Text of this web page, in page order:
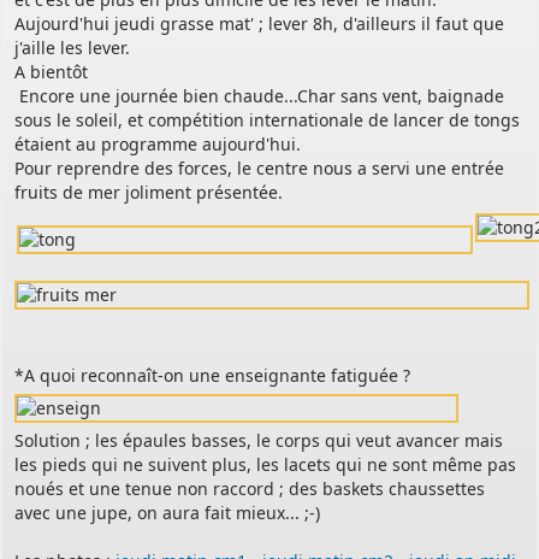
Aujourd'hui jeudi grasse mat' ; lever 8h, d'ailleurs il faut que
j'aille les lever.
A bientôt
Encore une journée bien chaude...Char sans vent, baignade
sous le soleil, et compétition internationale de lancer de tongs
étaient au programme aujourd'hui.
Pour reprendre des forces, le centre nous a servi une entrée
fruits de mer joliment présentée.
*A quoi reconnaît-on une enseignante fatiguée ?
Solution ; les épaules basses, le corps qui veut avancer mais
les pieds qui ne suivent plus, les lacets qui ne sont même pas
noués et une tenue non raccord ; des baskets chaussettes
avec une jupe, on aura fait mieux... ;-)
PERMIS DE CONSTRUIRE- DECLARATION PREALABLE
dorénavant en ligne
Depuis le 3 janvier 2022, vous pouvez profiter de lasaisine par
voie électronique (SVE)pour déposer votre
d’autorisation d’urbanisme
(Permis de construire, d’aménager et de démolir, déclaration
préalable et certificat d’urbanisme) avec les mêmes garanties de
réception
Nous vous proposons un téléservice, destiné aux particuliers
pour saisir et déposer toutes les pièces de votre dossier
directement en ligne,
à tout moment et où que vous soyez, dans le cadre d’une
démarche simplifiée.